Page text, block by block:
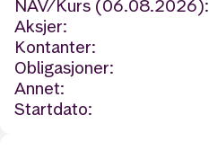
NAV/Kurs (06.08.2026):
Aksjer:
Kontanter:
Obligasjoner:
Annet:
Startdato: